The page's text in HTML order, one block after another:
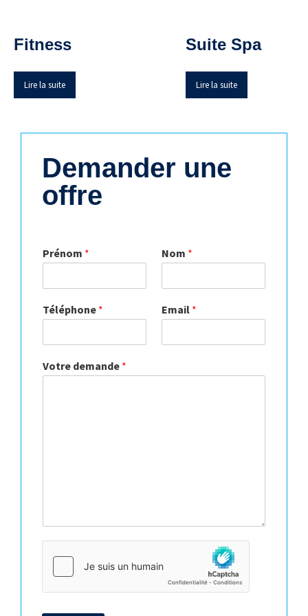
Fitness
Lire la suite
Suite Spa
Lire la suite
Demander une
offre
Prénom * Nom *
Téléphone * Email *
Votre demande *